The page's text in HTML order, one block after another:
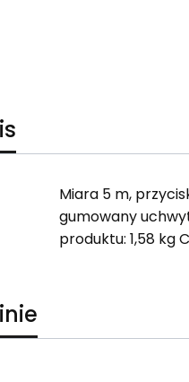
Miara 5 m,
gumowany
produktu: 1,58 kg